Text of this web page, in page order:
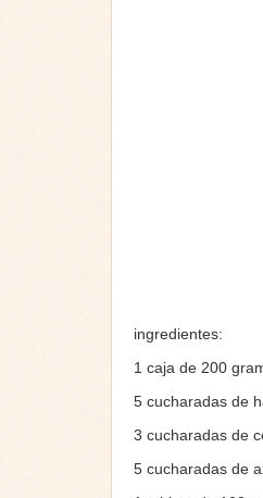
ingredientes:
1 caja de 200
5 cucharadas de
3 cucharadas de
5 cucharadas de